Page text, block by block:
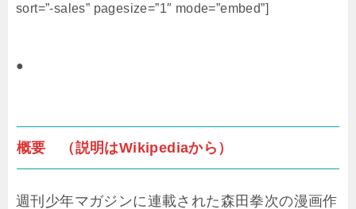
sort=”-sales” pagesize=”1″ mode=”embed”]
●
概要 （説明はWikipediaから）
週刊少年マガジンに連載された森田拳次の漫画作